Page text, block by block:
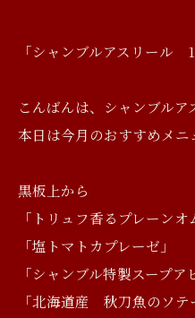
「シャンブルアスリール
こんばんは、シャンブルア
本日は今月のおすすめメ
黒板上から
「トリュフ香るプレーンオ
「塩トマトカプレーゼ」
「シャンブル特製スープア
「北海道産 秋刀魚のソ